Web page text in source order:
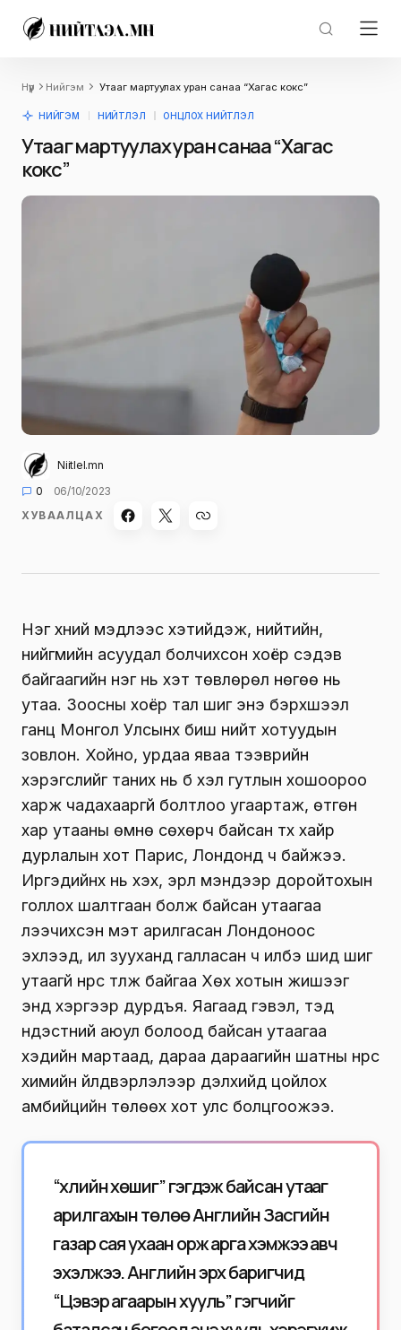
Нүүр Нийгэм Утааг мартуулах уран санаа “Хагас кокс”
НИЙГЭМ НИЙТЛЭЛ ОНЦЛОХ НИЙТЛЭЛ
Утааг мартуулах уран санаа “Хагас
кокс”
Niitlel.mn
0
06/10/2023
ХУВААЛЦАХ
Нэг хүний мэдлээс хэтийдэж, нийтийн,
нийгмийн асуудал болчихсон хоёр сэдэв
байгаагийн нэг нь хэт төвлөрөл нөгөө нь
утаа. Зоосны хоёр тал шиг энэ бэрхшээл
ганц Монгол Улсынх биш нийт хотуудын
зовлон. Хойно, урдаа яваа тээврийн
хэрэгслийг таних нь бүү хэл гутлын хошоороо
харж чадахааргүй болтлоо угаартаж, өтгөн
хар утааны өмнө сөхөрч байсан түүх хайр
дурлалын хот Парис, Лондонд ч байжээ.
Иргэдийнх нь үхэх, эрүүл мэндээр доройтохын
голлох шалтгаан болж байсан утаагаа
үлээчихсэн мэт арилгасан Лондоноос
эхлээд, ил зууханд галласан ч илбэ шид шиг
утаагүй нүүрс түлж байгаа Хөх хотын жишээг
энд хэргээр дурдъя. Яагаад гэвэл, тэд
үндэстний аюул болоод байсан утаагаа
хэдийн мартаад, дараа дараагийн шатны нүүрс
химийн үйлдвэрлэлээр дэлхийд цойлох
амбийцийн төлөөх хот улс болцгоожээ.
“Үхлийн хөшиг” гэгдэж байсан утааг
арилгахын төлөө Английн Засгийн
газар сая ухаан орж арга хэмжээ авч
эхэлжээ. Английн эрх баригчид
“Цэвэр агаарын хууль” гэгчийг